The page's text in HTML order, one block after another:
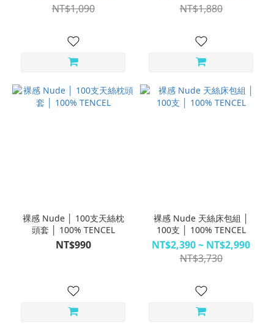
NT$1,090
NT$1,880
裸感 Nude │ 100支天絲枕
頭套 │ 100% TENCEL
NT$990
裸感 Nude 天絲床包組 │
100支 │ 100% TENCEL
NT$2,390 ~ NT$2,990
NT$3,730